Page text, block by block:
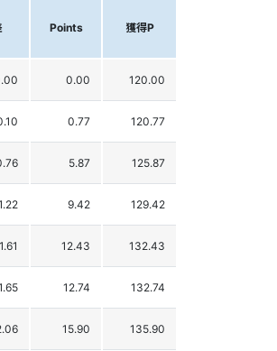
Points 獲得P
0.00 120.00
0.77 120.77
5.87 125.87
9.42 129.42
12.43 132.43
12.74 132.74
15.90 135.90